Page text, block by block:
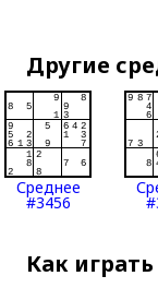
Другие
Среднее
#3456
Как